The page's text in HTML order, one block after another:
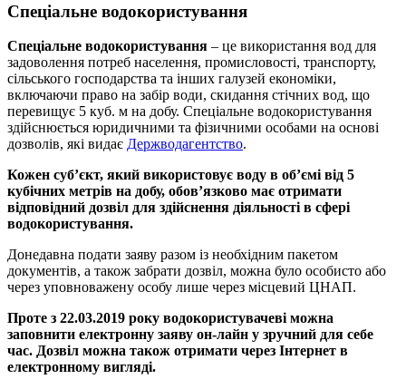
Спеціальне водокористування
Спеціальне водокористування – це використання вод для
задоволення потреб населення, промисловості, транспорту,
сільського господарства та інших галузей економіки,
включаючи право на забір води, скидання стічних вод, що
перевищує 5 куб. м на добу. Спеціальне водокористування
здійснюється юридичними та фізичними особами на основі
дозволів, які видає Держводагентство.
Кожен суб’єкт, який використовує воду в об’ємі від 5
кубічних метрів на добу, обов’язково має отримати
відповідний дозвіл для здійснення діяльності в сфері
водокористування.
Донедавна подати заяву разом із необхідним пакетом
документів, а також забрати дозвіл, можна було особисто або
через уповноважену особу лише через місцевий ЦНАП.
Проте з 22.03.2019 року водокористувачеві можна
заповнити електронну заяву он-лайн у зручний для себе
час. Дозвіл можна також отримати через Інтернет в
електронному вигляді.